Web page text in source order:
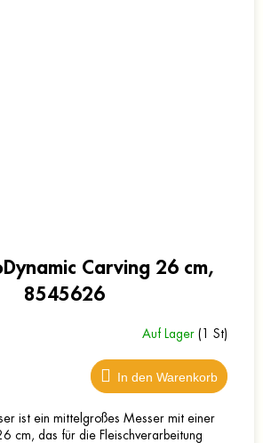
Carving 26 cm,
8545626
Auf Lager (1 St)
In den Warenkorb
ist ein mittelgroßes Messer mit einer
cm, das für die Fleischverarbeitung